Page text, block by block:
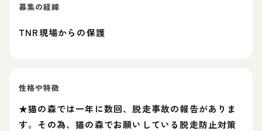
募集の経緯
TNR現場からの保護
性格や特徴
★猫の森では一年に数回、脱走事故の報告がありま
す。その為、猫の森でお願いしている脱走防止対策